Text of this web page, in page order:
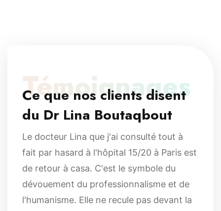
Témoignages
Ce que nos clients disent
du Dr Lina Boutaqbout
Le docteur Lina que j'ai consulté tout à
fait par hasard à l'hôpital 15/20 à Paris est
de retour à casa. C'est le symbole du
dévouement du professionnalisme et de
l'humanisme. Elle ne recule pas devant la